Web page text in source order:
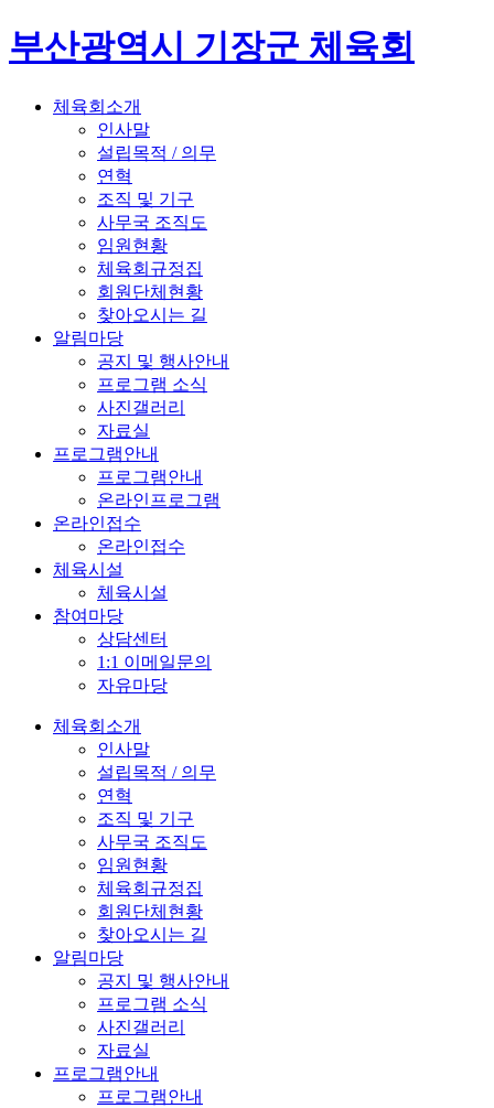
부산광역시 기장군 체육회
체육회소개
인사말
설립목적 / 의무
연혁
조직 및 기구
사무국 조직도
임원현황
체육회규정집
회원단체현황
찾아오시는 길
알림마당
공지 및 행사안내
프로그램 소식
사진갤러리
자료실
프로그램안내
프로그램안내
온라인프로그램
온라인접수
온라인접수
체육시설
체육시설
참여마당
상담센터
1:1 이메일문의
자유마당
체육회소개
인사말
설립목적 / 의무
연혁
조직 및 기구
사무국 조직도
임원현황
체육회규정집
회원단체현황
찾아오시는 길
알림마당
공지 및 행사안내
프로그램 소식
사진갤러리
자료실
프로그램안내
프로그램안내